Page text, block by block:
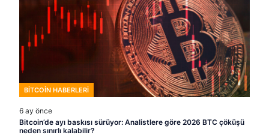
BITCOIN HABERLERI
6 ay önce
Bitcoin’de ayı baskısı sürüyor: Analistlere göre 2026 BTC çöküşü
neden sınırlı kalabilir?